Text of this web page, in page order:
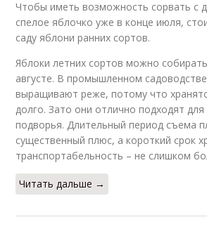
Чтобы иметь возможность сорвать с
спелое яблочко уже в конце июля,
саду яблони ранних сортов.
Яблоки летних сортов можно
августе. В промышленном
выращивают реже, потому что
долго. Зато они отлично подходят для
подворья. Длительный период съема
существенный плюс, а короткий срок
транспортабельность – не слишком
Читать дальше →